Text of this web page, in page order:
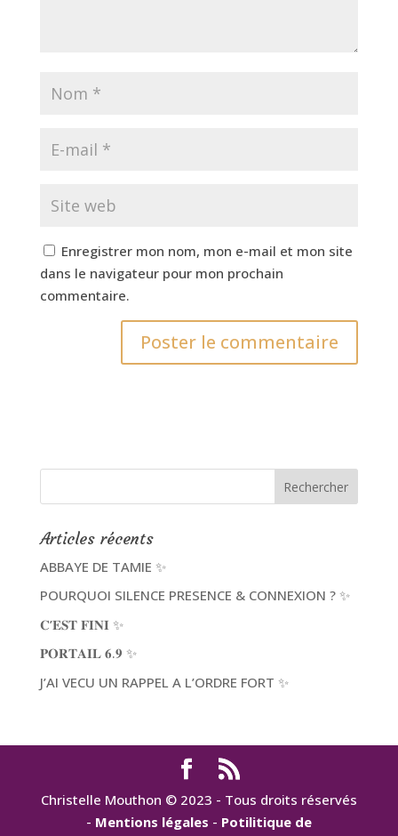
Enregistrer mon nom, mon e-mail et mon site
dans le navigateur pour mon prochain
commentaire.
Articles récents
ABBAYE DE TAMIE ✨
POURQUOI SILENCE PRESENCE & CONNEXION ? ✨
𝐂’𝐄𝐒𝐓 𝐅𝐈𝐍𝐈 ✨
𝐏𝐎𝐑𝐓𝐀𝐈𝐋 𝟔.𝟗 ✨
J’AI VECU UN RAPPEL A L’ORDRE FORT ✨
Christelle Mouthon © 2023 - Tous droits réservés
- Mentions légales - Potilitique de